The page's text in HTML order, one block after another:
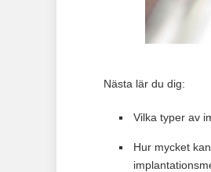
Nästa lär du dig:
Vilka typer av
Hur mycket